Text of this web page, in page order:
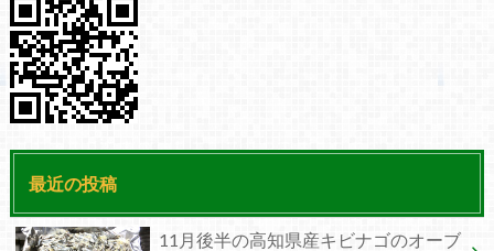
最近の投稿
11月後半の高知県産キビナゴのオーブ